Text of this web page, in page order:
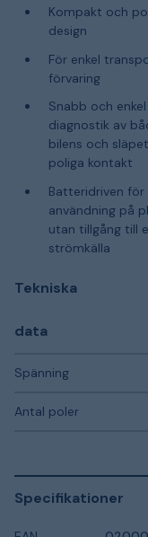
Kompakt och
design
För enkel
förvaring
Snabb och enkel
diagnostik av
bilens och
poliga kontakt
Batteridriven för
användning på
utan tillgång till
strömkälla
Tekniska
data
Spänning
Antal poler
Specifikationer